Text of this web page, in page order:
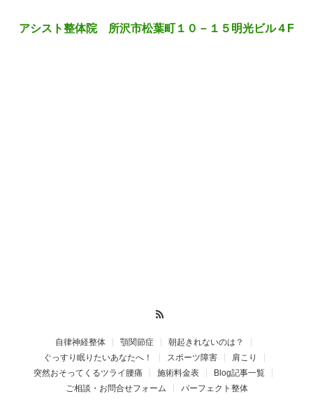
アシスト整体院 所沢市松葉町１０－１５明光ビル４F
自律神経整体 顎関節症
朝起きれないのは？
ぐっすり眠りたいあなたへ！
スポーツ障害
肩こり
突然おそってくるツライ腰痛
施術料金表
Blog記事一覧
ご相談・お問合せフォーム
パーフェクト整体